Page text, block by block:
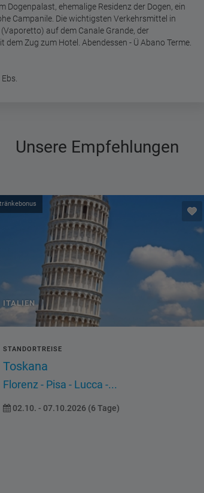
ehemalige Residenz der Dogen, ein
Campanile. Die wichtigsten Verkehrsmittel in
auf dem Canale Grande, der
Zug zum Hotel. Abendessen - Ü Abano Terme.
Unsere Empfehlungen
ITALIEN
RADREISE
RADREISE Wellness Abano
Terme
Padua...